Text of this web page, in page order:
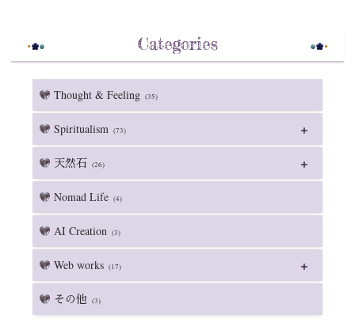
Categories
Thought & Feeling (35)
Spiritualism (73)
天然石 (26)
Nomad Life (4)
AI Creation (3)
Web works (17)
その他 (3)